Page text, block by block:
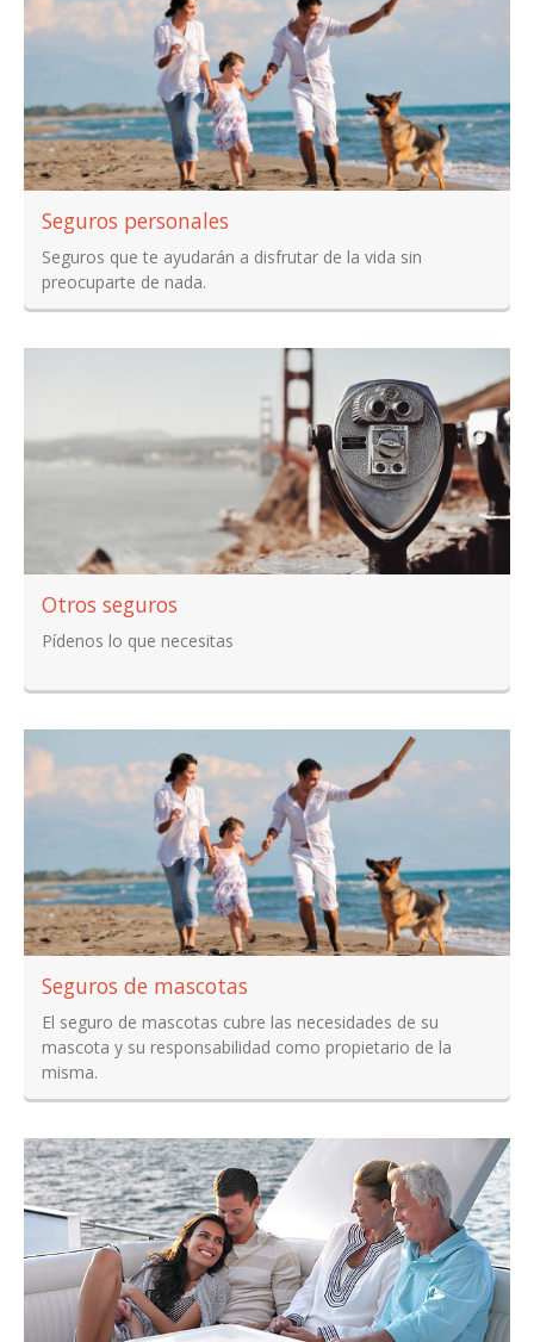
Seguros personales
Seguros que te ayudarán a disfrutar de la vida sin
preocuparte de nada.
Otros seguros
Pídenos lo que necesitas
Seguros de mascotas
El seguro de mascotas cubre las necesidades de su
mascota y su responsabilidad como propietario de la
misma.